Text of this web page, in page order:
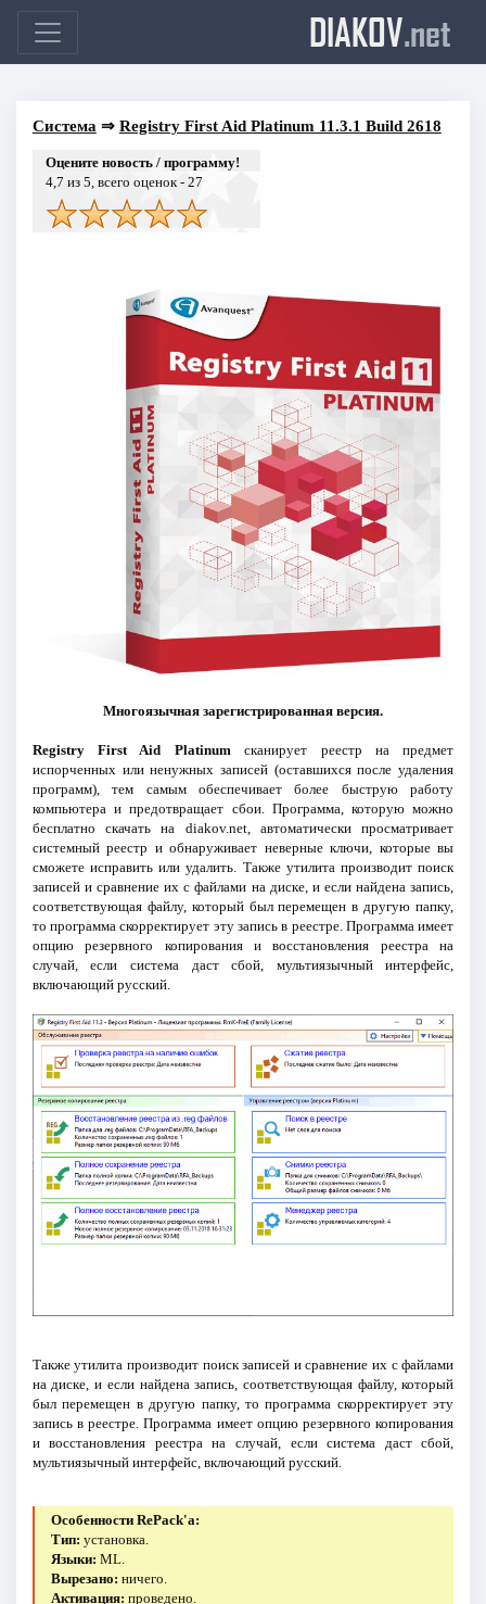
DIAKOV.net
Система ⇒ Registry First Aid Platinum 11.3.1 Build 2618
Оцените новость / программу!
4,7 из 5, всего оценок - 27
Многоязычная зарегистрированная версия.
Registry First Aid Platinum сканирует реестр на предмет
испорченных или ненужных записей (оставшихся после удаления
программ), тем самым обеспечивает более быструю работу
компьютера и предотвращает сбои. Программа, которую можно
бесплатно скачать на diakov.net, автоматически просматривает
системный реестр и обнаруживает неверные ключи, которые вы
сможете исправить или удалить. Также утилита производит поиск
записей и сравнение их с файлами на диске, и если найдена запись,
соответствующая файлу, который был перемещен в другую папку,
то программа скорректирует эту запись в реестре. Программа имеет
опцию резервного копирования и восстановления реестра на
случай, если система даст сбой, мультиязычный интерфейс,
включающий русский.
Также утилита производит поиск записей и сравнение их с файлами
на диске, и если найдена запись, соответствующая файлу, который
был перемещен в другую папку, то программа скорректирует эту
запись в реестре. Программа имеет опцию резервного копирования
и восстановления реестра на случай, если система даст сбой,
мультиязычный интерфейс, включающий русский.
Особенности RePack'a:
Тип: установка.
Языки: ML.
Вырезано: ничего.
Активация: проведено.